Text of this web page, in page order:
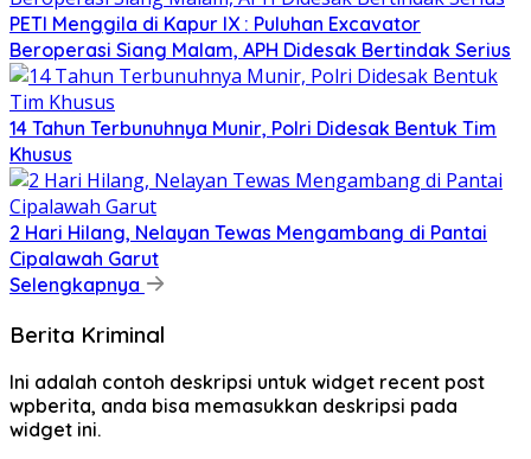
PETI Menggila di Kapur IX : Puluhan Excavator
Beroperasi Siang Malam, APH Didesak Bertindak Serius
14 Tahun Terbunuhnya Munir, Polri Didesak Bentuk Tim
Khusus
2 Hari Hilang, Nelayan Tewas Mengambang di Pantai
Cipalawah Garut
Selengkapnya
Berita Kriminal
Ini adalah contoh deskripsi untuk widget recent post
wpberita, anda bisa memasukkan deskripsi pada
widget ini.